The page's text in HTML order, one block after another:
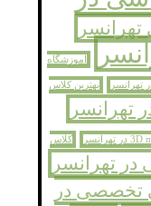
تهرانسر
اموزشگاه
تهرانسر بهترین کلاس
کلاس
تهرانسر
تخصصی در